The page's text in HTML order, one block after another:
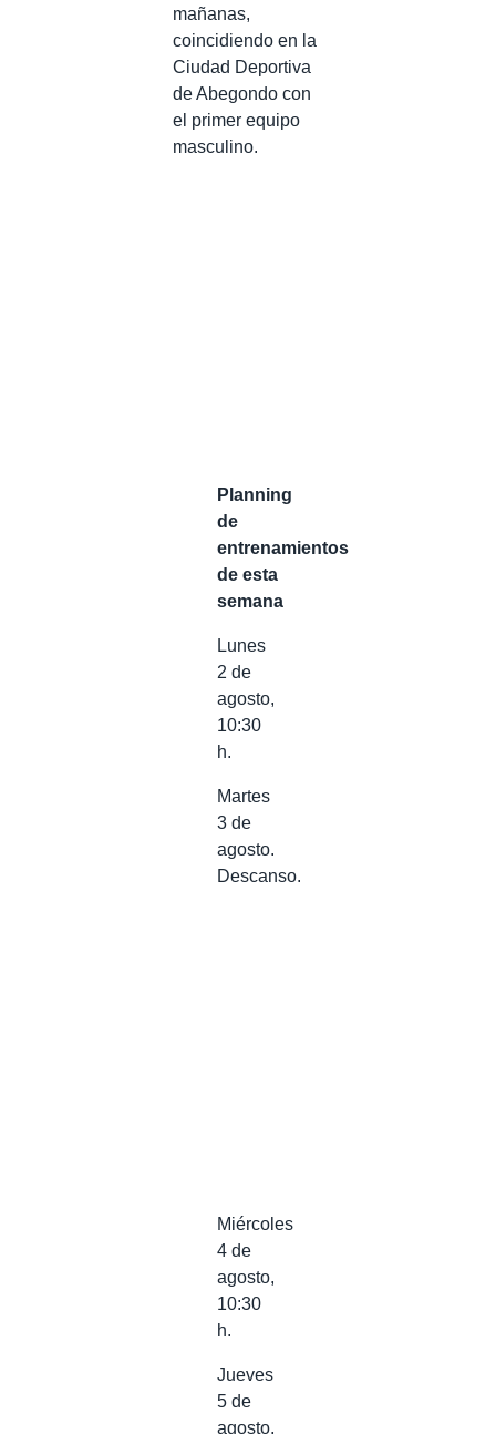
mañanas,
coincidiendo en la
Ciudad Deportiva
de Abegondo con
el primer equipo
masculino.
Planning
de
entrenamientos
de esta
semana
Lunes
2 de
agosto,
10:30
h.
Martes
3 de
agosto.
Descanso.
Miércoles
4 de
agosto,
10:30
h.
Jueves
5 de
agosto,